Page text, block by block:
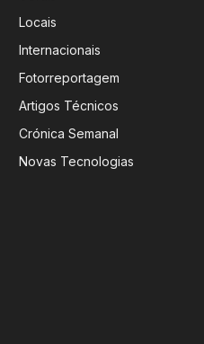
Locais
Internacionais
Fotorreportagem
Artigos Técnicos
Crónica Semanal
Novas Tecnologias